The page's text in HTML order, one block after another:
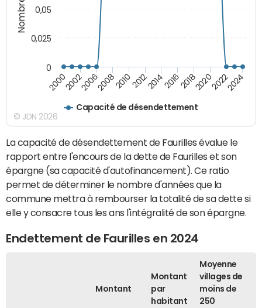
Capacité de désendettement
200020022006200820102012201420162018202020222024
0
0,025
0,05
© JDN 2026
La capacité de désendettement de Faurilles évalue le
rapport entre l'encours de la dette de Faurilles et son
épargne (sa capacité d'autofinancement). Ce ratio
permet de déterminer le nombre d'années que la
commune mettra à rembourser la totalité de sa dette si
elle y consacre tous les ans l'intégralité de son épargne.
Endettement de Faurilles en 2024
Montant
Montant
par
habitant
Moyenne
villages de
moins de
250